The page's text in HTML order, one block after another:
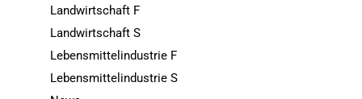
Landwirtschaft F
Landwirtschaft S
Lebensmittelindustrie F
Lebensmittelindustrie S